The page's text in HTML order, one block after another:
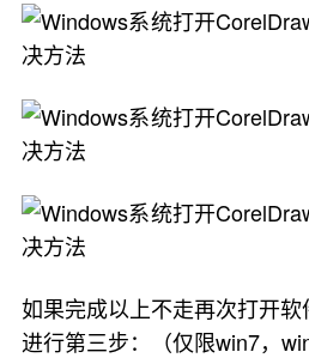
如果完成以上不走再次打开
进行第三步：（仅限win7，